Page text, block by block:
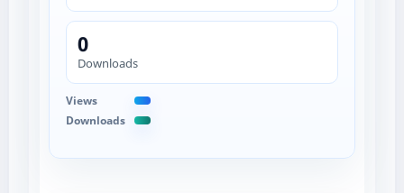
0
Downloads
Views
Downloads